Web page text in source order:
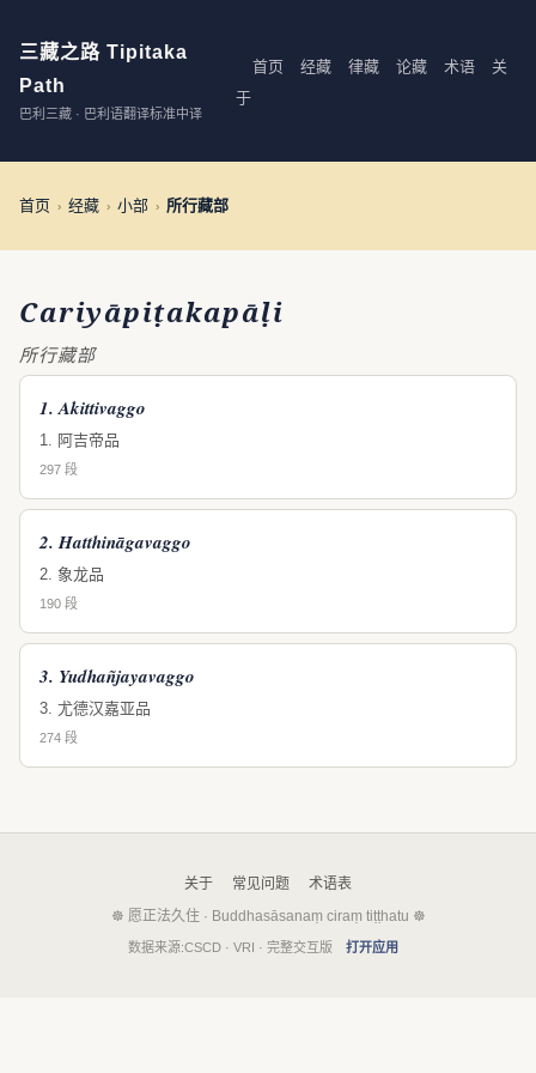
三藏之路 Tipitaka
Path
巴利三藏 · 巴利语翻译标准中译
首页 经藏 律藏 论藏 术语
关
于
首页 › 经藏 › 小部 › 所行藏部
Cariyāpiṭakapāḷi
所行藏部
1. Akittivaggo
1. 阿吉帝品
297 段
2. Hatthināgavaggo
2. 象龙品
190 段
3. Yudhañjayavaggo
3. 尤德汉嘉亚品
274 段
关于 常见问题
术语表
☸ 愿正法久住 · Buddhasāsanaṃ ciraṃ tiṭṭhatu ☸
数据来源:CSCD · VRI · 完整交互版 打开应用